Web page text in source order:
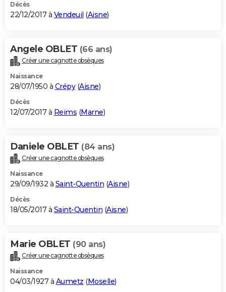
Décès
22/12/2017 à Vendeuil (Aisne)
Angele OBLET (66 ans)
Créer une cagnotte obsèques
Naissance
28/07/1950 à Crépy(Aisne)
Décès
12/07/2017 à Reims (Marne)
Daniele OBLET (84 ans)
Créer une cagnotte obsèques
Naissance
29/09/1932 à Saint-Quentin (Aisne)
Décès
18/05/2017 à Saint-Quentin (Aisne)
Marie OBLET (90 ans)
Créer une cagnotte obsèques
Naissance
04/03/1927 à Aumetz (Moselle)